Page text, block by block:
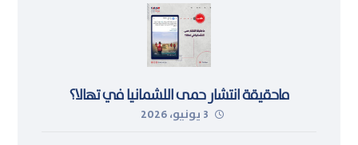
ماحقيقة انتشار حمى اللشمانيا في تهالا؟
3 يونيو، 2026